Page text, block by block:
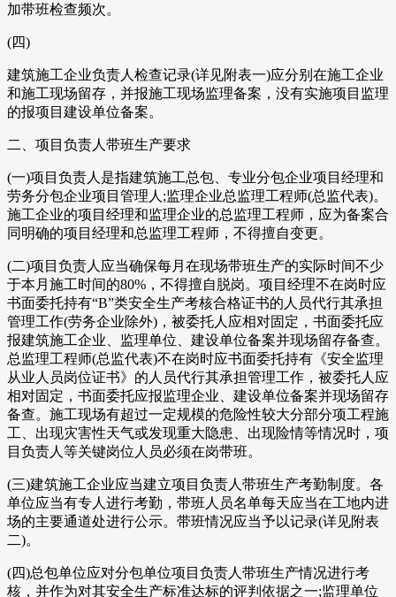
加带班检查频次。
(四)
建筑施工企业负责人检查记录(详见附表一)应分别在施工企业
和施工现场留存，并报施工现场监理备案，没有实施项目监理
的报项目建设单位备案。
二、项目负责人带班生产要求
(一)项目负责人是指建筑施工总包、专业分包企业项目经理和
劳务分包企业项目管理人;监理企业总监理工程师(总监代表)。
施工企业的项目经理和监理企业的总监理工程师，应为备案合
同明确的项目经理和总监理工程师，不得擅自变更。
(二)项目负责人应当确保每月在现场带班生产的实际时间不少
于本月施工时间的80%，不得擅自脱岗。项目经理不在岗时应
书面委托持有“B”类安全生产考核合格证书的人员代行其承担
管理工作(劳务企业除外)，被委托人应相对固定，书面委托应
报建筑施工企业、监理单位、建设单位备案并现场留存备查。
总监理工程师(总监代表)不在岗时应书面委托持有《安全监理
从业人员岗位证书》的人员代行其承担管理工作，被委托人应
相对固定，书面委托应报监理企业、建设单位备案并现场留存
备查。施工现场有超过一定规模的危险性较大分部分项工程施
工、出现灾害性天气或发现重大隐患、出现险情等情况时，项
目负责人等关键岗位人员必须在岗带班。
(三)建筑施工企业应当建立项目负责人带班生产考勤制度。各
单位应当有专人进行考勤，带班人员名单每天应当在工地内进
场的主要通道处进行公示。带班情况应当予以记录(详见附表
二)。
(四)总包单位应对分包单位项目负责人带班生产情况进行考
核，并作为对其安全生产标准达标的评判依据之一;监理单位